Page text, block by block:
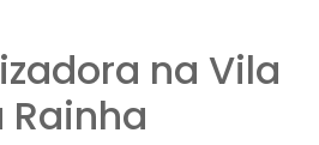
na Vila
Rainha